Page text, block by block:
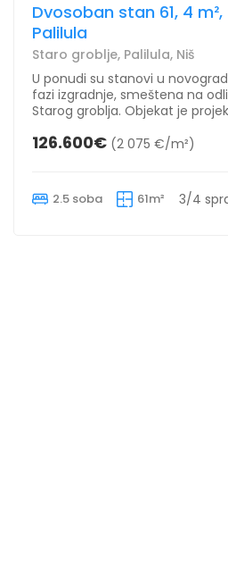
Dvosoban stan 61, 4
Palilula
Staro groblje, Palilula, Niš
U ponudi su stanovi u
fazi izgradnje, smeštena na
Starog groblja. Objekat je
126.600€ (2 075 €/m²)
2.5 soba 61m² 3/4